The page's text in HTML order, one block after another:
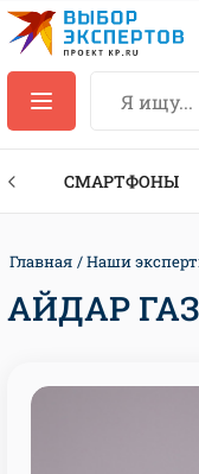
СМАРТФОНЫ
Главная Наши
АЙДАР